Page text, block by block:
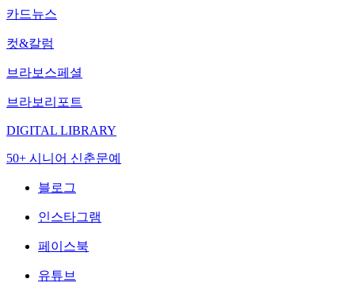
카드뉴스
컷&칼럼
브라보스페셜
브라보리포트
DIGITAL LIBRARY
50+ 시니어 신춘문예
블로그
인스타그램
페이스북
유튜브